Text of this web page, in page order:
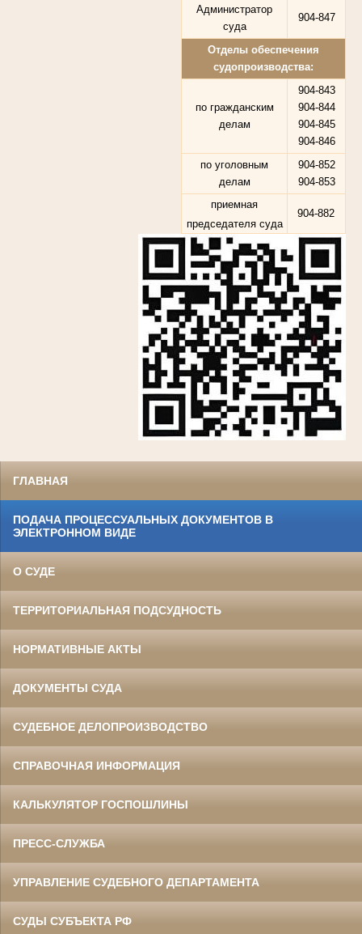
Администратор
суда
904-847
Отделы обеспечения
судопроизводства:
по гражданским
делам
904-843
904-844
904-845
904-846
по уголовным
делам
904-852
904-853
приемная
председателя суда
904-882
ГЛАВНАЯ
ПОДАЧА ПРОЦЕССУАЛЬНЫХ ДОКУМЕНТОВ В
ЭЛЕКТРОННОМ ВИДЕ
О СУДЕ
ТЕРРИТОРИАЛЬНАЯ ПОДСУДНОСТЬ
НОРМАТИВНЫЕ АКТЫ
ДОКУМЕНТЫ СУДА
СУДЕБНОЕ ДЕЛОПРОИЗВОДСТВО
СПРАВОЧНАЯ ИНФОРМАЦИЯ
КАЛЬКУЛЯТОР ГОСПОШЛИНЫ
ПРЕСС-СЛУЖБА
УПРАВЛЕНИЕ СУДЕБНОГО ДЕПАРТАМЕНТА
СУДЫ СУБЪЕКТА РФ